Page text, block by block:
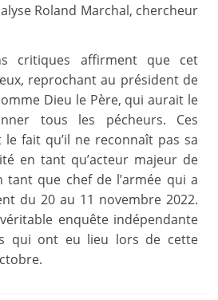
Roland Marchal, chercheur
critiques affirment que cet
reprochant au président de
Dieu le Père, qui aurait le
tous les pécheurs. Ces
fait qu’il ne reconnaît pas sa
en tant qu’acteur majeur de
tant que chef de l’armée qui a
du 20 au 11 novembre 2022.
enquête indépendante
qui ont eu lieu lors de cette